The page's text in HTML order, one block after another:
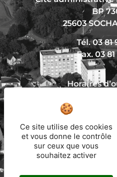
BP
25603
Tél. 03 81
Fax. 03 81
Horaires
Du lundi
De 8h30
Et de
Nous
Ce site utilise des cookies
et vous donne le contrôle
sur ceux que vous
souhaitez activer